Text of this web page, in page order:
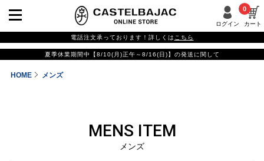
ログイン カート
0
電話注文承っております！詳しくは こちら
夏季休業期間中【8/10(月)正午～8/16(日)】の発送に関して
HOME メンズ
MENS ITEM
メンズ